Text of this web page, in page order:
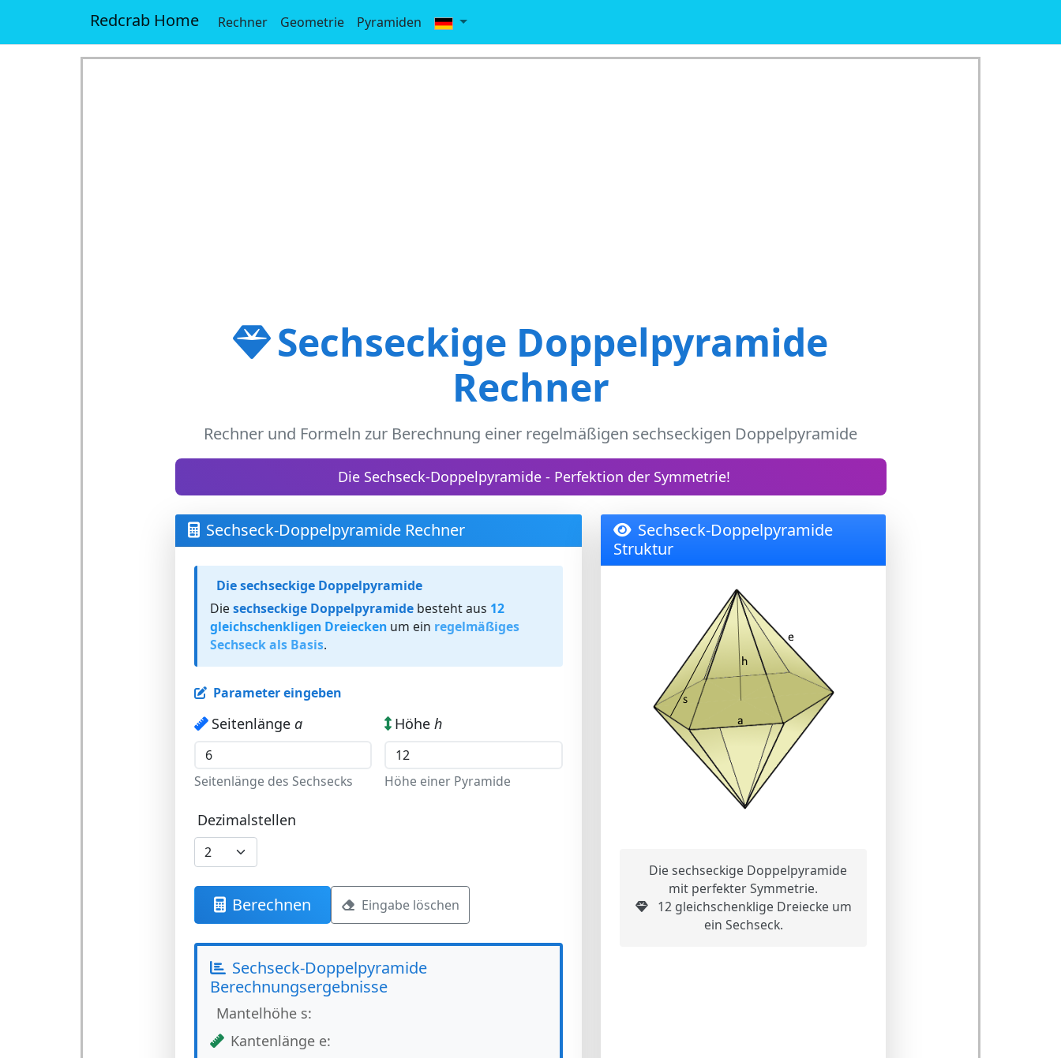
Redcrab Home Rechner Geometrie Pyramiden
Sechseckige Doppelpyramide
Rechner
Rechner und Formeln zur Berechnung einer regelmäßigen sechseckigen Doppelpyramide
Die Sechseck-Doppelpyramide - Perfektion der Symmetrie!
Sechseck-Doppelpyramide Rechner
Die sechseckige Doppelpyramide
Die sechseckige Doppelpyramidebesteht aus 12
gleichschenkligen Dreieckenum ein regelmäßiges
Sechseck als Basis.
Parameter eingeben
Seitenlänge a
Seitenlänge des Sechsecks
Höheh
Höhe einer Pyramide
Dezimalstellen
Berechnen Eingabe löschen
Sechseck-Doppelpyramide
Berechnungsergebnisse
Mantelhöhe s:
Kantenlänge e:
Sechseck-Doppelpyramide
Struktur
Die sechseckige Doppelpyramide
mit perfekter Symmetrie.
12 gleichschenklige Dreiecke um
ein Sechseck.